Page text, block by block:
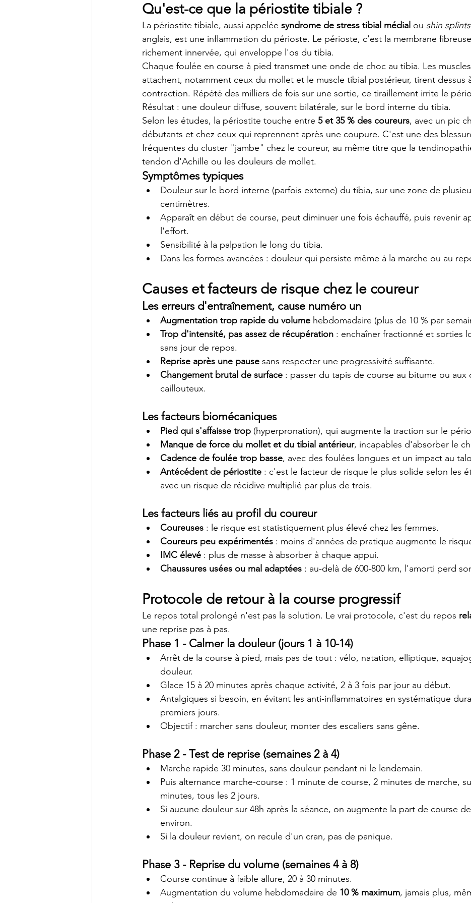
Qu'est-ce que la périostite tibiale ?
La périostite tibiale, aussi appelée syndrome de stress tibial médial ou shin splints
anglais, est une inflammation du périoste. Le périoste, c'est la membrane
richement innervée, qui enveloppe l'os du tibia.
Chaque foulée en course à pied transmet une onde de choc au tibia. Les
attachent, notamment ceux du mollet et le muscle tibial postérieur, tirent dessus
contraction. Répété des milliers de fois sur une sortie, ce tiraillement irrite le
Résultat : une douleur diffuse, souvent bilatérale, sur le bord interne du tibia.
Selon les études, la périostite touche entre 5 et 35 % des coureurs, avec un pic
débutants et chez ceux qui reprennent après une coupure. C'est une des
fréquentes du cluster "jambe" chez le coureur, au même titre que la
tendon d'Achille ou les douleurs de mollet.
Symptômes typiques
Douleur sur le bord interne (parfois externe) du tibia, sur une zone de
centimètres.
Apparaît en début de course, peut diminuer une fois échauffé, puis revenir
l'effort.
Sensibilité à la palpation le long du tibia.
Dans les formes avancées : douleur qui persiste même à la marche ou au
Causes et facteurs de risque chez le coureur
Les erreurs d'entraînement, cause numéro un
Augmentation trop rapide du volume hebdomadaire (plus de 10 % par
Trop d'intensité, pas assez de récupération : enchaîner fractionné et sorties
sans jour de repos.
Reprise après une pause sans respecter une progressivité suffisante.
Changement brutal de surface : passer du tapis de course au bitume ou aux
caillouteux.
Les facteurs biomécaniques
Pied qui s'affaisse trop (hyperpronation), qui augmente la traction sur le
Manque de force du mollet et du tibial antérieur, incapables d'absorber le
Cadence de foulée trop basse, avec des foulées longues et un impact au
Antécédent de périostite : c'est le facteur de risque le plus solide selon les
avec un risque de récidive multiplié par plus de trois.
Les facteurs liés au profil du coureur
Coureuses : le risque est statistiquement plus élevé chez les femmes.
Coureurs peu expérimentés : moins d'années de pratique augmente le
IMC élevé : plus de masse à absorber à chaque appui.
Chaussures usées ou mal adaptées : au-delà de 600-800 km, l'amorti perd
Protocole de retour à la course progressif
Le repos total prolongé n'est pas la solution. Le vrai protocole, c'est du repos
une reprise pas à pas.
Phase 1 - Calmer la douleur (jours 1 à 10-14)
Arrêt de la course à pied, mais pas de tout : vélo, natation, elliptique,
douleur.
Glace 15 à 20 minutes après chaque activité, 2 à 3 fois par jour au début.
Antalgiques si besoin, en évitant les anti-inflammatoires en systématique
premiers jours.
Objectif : marcher sans douleur, monter des escaliers sans gêne.
Phase 2 - Test de reprise (semaines 2 à 4)
Marche rapide 30 minutes, sans douleur pendant ni le lendemain.
Puis alternance marche-course : 1 minute de course, 2 minutes de marche,
minutes, tous les 2 jours.
Si aucune douleur sur 48h après la séance, on augmente la part de course
environ.
Si la douleur revient, on recule d'un cran, pas de panique.
Phase 3 - Reprise du volume (semaines 4 à 8)
Course continue à faible allure, 20 à 30 minutes.
Augmentation du volume hebdomadaire de 10 % maximum, jamais plus,